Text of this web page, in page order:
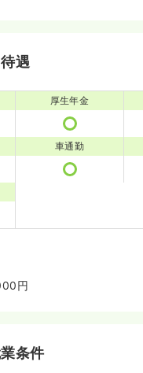
遇
厚生年金
車通勤
円
条件